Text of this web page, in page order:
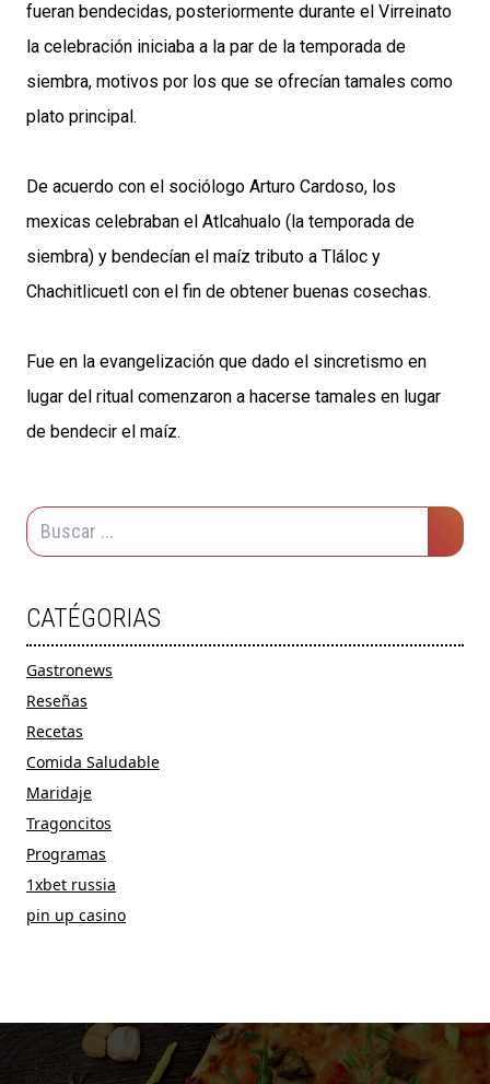
fueran bendecidas, posteriormente durante el Virreinato
la celebración iniciaba a la par de la temporada de
siembra, motivos por los que se ofrecían tamales como
plato principal.
De acuerdo con el sociólogo Arturo Cardoso, los
mexicas celebraban el Atlcahualo (la temporada de
siembra) y bendecían el maíz tributo a Tláloc y
Chachitlicuetl con el fin de obtener buenas cosechas.
Fue en la evangelización que dado el sincretismo en
lugar del ritual comenzaron a hacerse tamales en lugar
de bendecir el maíz.
CATÉGORIAS
Gastronews
Reseñas
Recetas
Comida Saludable
Maridaje
Tragoncitos
Programas
1xbet russia
pin up casino